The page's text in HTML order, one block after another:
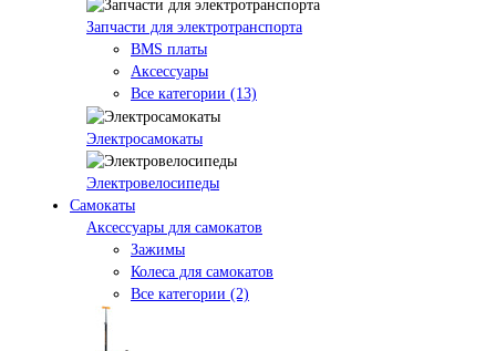
Запчасти для электротранспорта
BMS платы
Аксессуары
Все категории (13)
Электросамокаты
Электровелосипеды
Самокаты
Аксессуары для самокатов
Зажимы
Колеса для самокатов
Все категории (2)